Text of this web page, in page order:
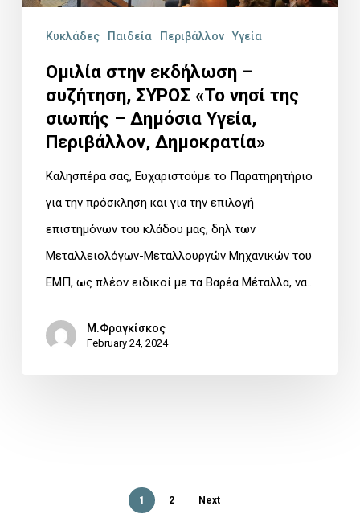
σιωπής
Δημόσια
Περιβάλλον,
Δημοκρατία»
Κυκλάδες Παιδεία Περιβάλλον Υγεία
Ομιλία στην εκδήλωση –
συζήτηση, ΣΥΡΟΣ «Το νησί της
σιωπής – Δημόσια Υγεία,
Περιβάλλον, Δημοκρατία»
Καλησπέρα σας, Ευχαριστούμε το Παρατηρητήριο
για την πρόσκληση και για την επιλογή
επιστημόνων του κλάδου μας, δηλ των
Μεταλλειολόγων-Μεταλλουργών Μηχανικών του
ΕΜΠ, ως πλέον ειδικοί με τα Βαρέα Μέταλλα, να…
Μ.Φραγκίσκος
February 24, 2024
1 2 Next